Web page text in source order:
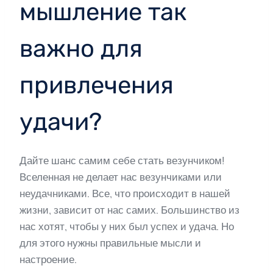
мышление так
важно для
привлечения
удачи?
Дайте шанс самим себе стать везунчиком!
Вселенная не делает нас везунчиками или
неудачниками. Все, что происходит в нашей
жизни, зависит от нас самих. Большинство из
нас хотят, чтобы у них был успех и удача. Но
для этого нужны правильные мысли и
настроение.